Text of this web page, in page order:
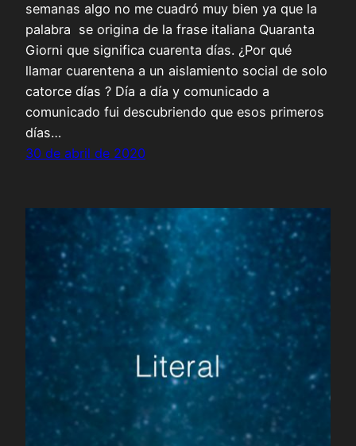
semanas algo no me cuadró muy bien ya que la
palabra se origina de la frase italiana Quaranta
Giorni que significa cuarenta días. ¿Por qué
llamar cuarentena a un aislamiento social de solo
catorce días ? Día a día y comunicado a
comunicado fui descubriendo que esos primeros
días…
30 de abril de 2020